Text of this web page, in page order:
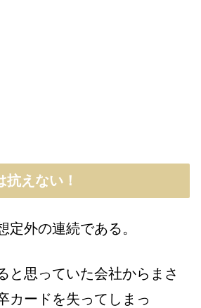
抗えない！
定外の連続である。
と思っていた会社からまさ
カードを失ってしまっ